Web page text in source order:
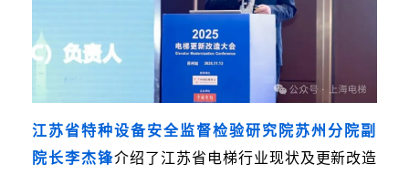
江苏省特种设备安全监督检验研究院苏州分院副
院长李杰锋介绍了江苏省电梯行业现状及更新改造